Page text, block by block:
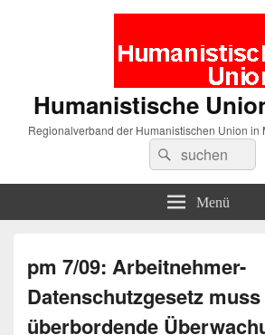
Humanistische
Regionalverband der Humanistischen Union in
Suche
nach:
Suchen
Menü
pm 7/09: Arbeitnehmer-
Datenschutzgesetz muss
überbordende